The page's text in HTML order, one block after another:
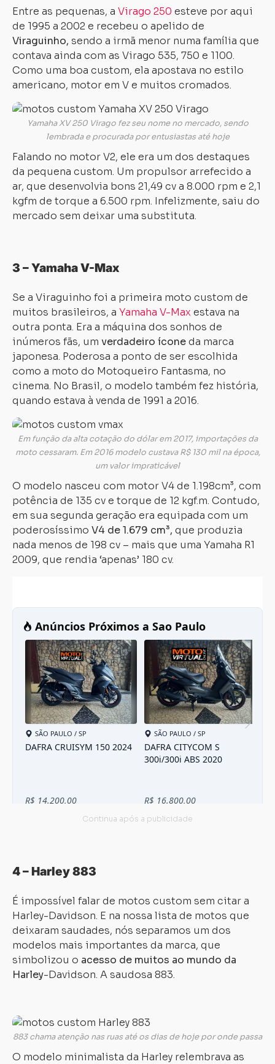
Entre as pequenas, a Virago 250 esteve por aqui
de 1995 a 2002 e recebeu o apelido de
Viraguinho, sendo a irmã menor numa família que
contava ainda com as Virago 535, 750 e 1100.
Como uma boa custom, ela apostava no estilo
americano, motor em V e muitos cromados.
Yamaha XV 250 Virago fez seu nome no mercado, sendo
lembrada e procurada por entusiastas até hoje
Falando no motor V2, ele era um dos destaques
da pequena custom. Um propulsor arrefecido a
ar, que desenvolvia bons 21,49 cv a 8.000 rpm e 2,1
kgfm de torque a 6.500 rpm. Infelizmente, saiu do
mercado sem deixar uma substituta.
3 – Yamaha V-Max
Se a Viraguinho foi a primeira moto custom de
muitos brasileiros, a Yamaha V-Maxestava na
outra ponta. Era a máquina dos sonhos de
inúmeros fãs, um verdadeiro íconeda marca
japonesa. Poderosa a ponto de ser escolhida
como a moto do Motoqueiro Fantasma, no
cinema. No Brasil, o modelo também fez história,
quando estava à venda de 1991 a 2016.
Em função da alta cotação do dólar em 2017, importações da
moto cessaram. Em 2016 modelo custava R$ 130 mil na época,
um valor impraticável
O modelo nasceu com motor V4 de 1.198cm³, com
potência de 135 cv e torque de 12 kgf.m. Contudo,
em sua segunda geração era equipada com um
poderosíssimo V4 de 1.679 cm³, que produzia
nada menos de 198 cv – mais que uma Yamaha R1
2009, que rendia ‘apenas’ 180 cv.
4 – Harley 883
É impossível falar de motos custom sem citar a
Harley-Davidson. E na nossa lista de motos que
deixaram saudades, nós separamos um dos
modelos mais importantes da marca, que
simbolizou o acesso de muitos ao mundo da
Harley-Davidson. A saudosa 883.
883 chama atenção nas ruas até os dias de hoje por onde passa
O modelo minimalista da Harley relembrava as